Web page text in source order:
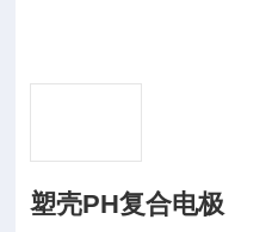
塑壳PH复合电极